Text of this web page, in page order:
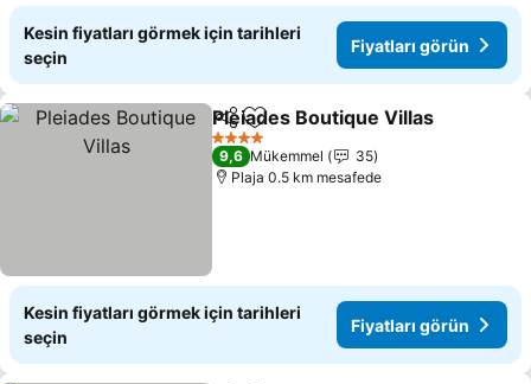
Kesin fiyatları görmek için tarihleri
seçin
Fiyatları görün
PaylaşFavorilerime ekle
Pleiades Boutique Villas
4 Yıldız
9,6 Mükemmel
35
Plaja 0.5 km mesafede
Kesin fiyatları görmek için tarihleri
seçin
Fiyatları görün